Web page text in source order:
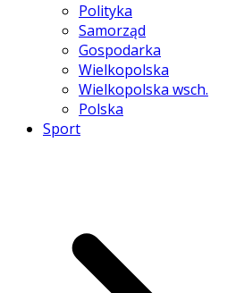
Polityka
Samorząd
Gospodarka
Wielkopolska
Wielkopolska wsch.
Polska
Sport